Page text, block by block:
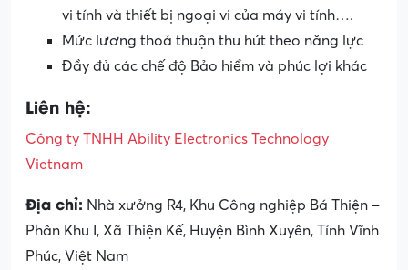
vi tính và thiết bị ngoại vi của máy vi tính….
Mức lương thoả thuận thu hút theo năng lực
Đầy đủ các chế độ Bảo hiểm và phúc lợi khác
Liên hệ:
Công ty TNHH Ability Electronics Technology
Vietnam
Địa chỉ: Nhà xưởng R4, Khu Công nghiệp Bá Thiện –
Phân Khu I, Xã Thiện Kế, Huyện Bình Xuyên, Tỉnh Vĩnh
Phúc, Việt Nam